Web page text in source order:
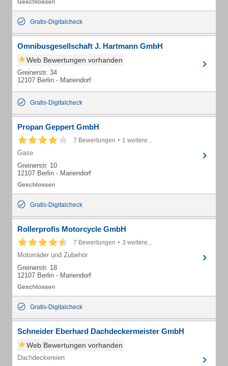
Gratis-Digitalcheck
Omnibusgesellschaft J. Hartmann GmbH
Web Bewertungen vorhanden
Greinerstr. 34
12107 Berlin - Mariendorf
Gratis-Digitalcheck
Propan Geppert GmbH
7 Bewertungen + 1 weitere...
Gase
Greinerstr. 10
12107 Berlin - Mariendorf
Gratis-Digitalcheck
Rollerprofis Motorcycle GmbH
7 Bewertungen + 3 weitere...
Motorräder und Zubehör
Greinerstr. 18
12107 Berlin - Mariendorf
Gratis-Digitalcheck
Schneider Eberhard Dachdeckermeister GmbH
Web Bewertungen vorhanden
Dachdeckereien